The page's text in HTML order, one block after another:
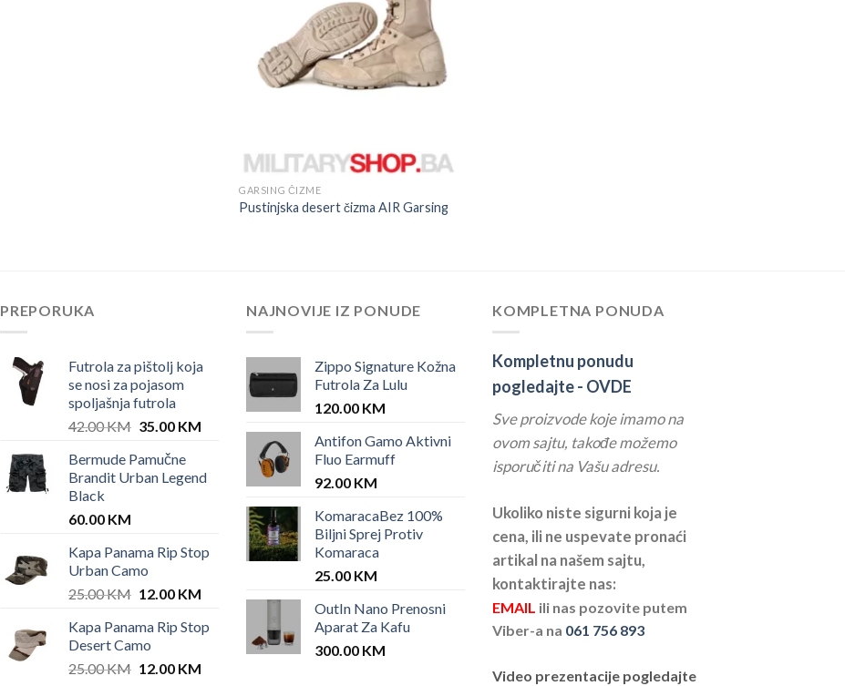
GARSING ČIZME
Pustinjska desert čizma AIR Garsing
PREPORUKA
Futrola za pištolj koja
se nosi za pojasom
spoljašnja futrola
42.00KM Original
was:
42.00 KM.
35.00 KMCurrent
35.00 KM.
Bermude Pamučne
Brandit Urban Legend
Black
60.00 KM
Kapa Panama Rip Stop
Urban Camo
25.00KM Original
was:
25.00 KM.
12.00 KMCurrent
is:
12.00 KM.
Kapa Panama Rip Stop
Desert Camo
25.00KM Original
12.00 KMCurrent
NAJNOVIJE IZ PONUDE
Zippo Signature Kožna
Futrola Za Lulu
120.00 KM
Antifon Gamo Aktivni
Fluo Earmuff
92.00 KM
KomaracaBez 100%
Biljni Sprej Protiv
Komaraca
25.00 KM
OutIn Nano Prenosni
Aparat Za Kafu
300.00 KM
KOMPLETNA PONUDA
Kompletnu ponudu
pogledajte - OVDE
Sve proizvode koje imamo na
ovom sajtu, takođe možemo
isporučiti na Vašu adresu.
Ukoliko niste sigurni koja je
cena, ili ne uspevate pronaći
artikal na našem sajtu,
kontaktirajte nas:
EMAIL ili nas pozovite putem
Viber-a na 061 756 893
Video prezentacije pogledajte